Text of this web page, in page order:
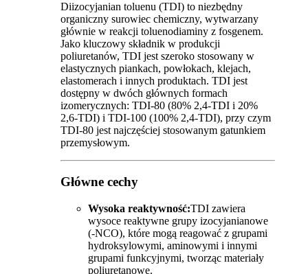
Diizocyjanian toluenu (TDI) to niezbędny
organiczny surowiec chemiczny, wytwarzany
głównie w reakcji toluenodiaminy z fosgenem.
Jako kluczowy składnik w produkcji
poliuretanów, TDI jest szeroko stosowany w
elastycznych piankach, powłokach, klejach,
elastomerach i innych produktach. TDI jest
dostępny w dwóch głównych formach
izomerycznych: TDI-80 (80% 2,4-TDI i 20%
2,6-TDI) i TDI-100 (100% 2,4-TDI), przy czym
TDI-80 jest najczęściej stosowanym gatunkiem
przemysłowym.
Główne cechy
Wysoka reaktywność:TDI zawiera
wysoce reaktywne grupy izocyjanianowe
(-NCO), które mogą reagować z grupami
hydroksylowymi, aminowymi i innymi
grupami funkcyjnymi, tworząc materiały
poliuretanowe.